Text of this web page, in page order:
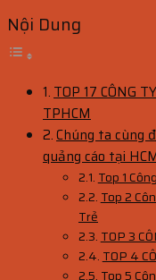
Nội Dung
TOP 17 CÔNG
TPHCM
Chúng ta cùng
quảng cáo tại
Top 1
Top 2
Trẻ
TOP 3
TOP 4
Top 5